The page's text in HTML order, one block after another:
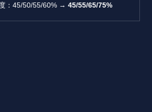
：45/50/55/60% → 45/55/65/75%